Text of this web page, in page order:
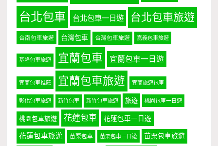
台北包車 台北包車一日遊 台北包車旅遊
台南包車旅遊 台灣包車 台灣包車旅遊 嘉義包車旅遊
基隆包車旅遊 宜蘭包車 宜蘭包車一日遊
宜蘭包車推薦 宜蘭包車旅遊 宜蘭旅遊包車
彰化包車旅遊 新竹包車 新竹包車旅遊 旅遊 桃園包車一日遊
桃園包車旅遊 花蓮包車 花蓮包車一日遊
花蓮包車旅遊 苗栗包車 苗栗包車一日遊 苗栗包車旅遊